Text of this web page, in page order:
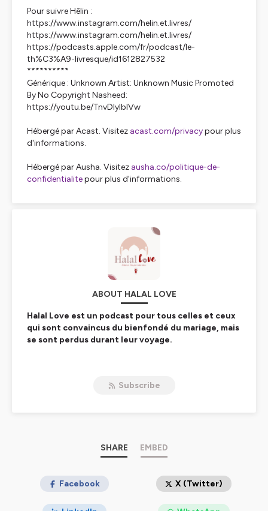
Pour suivre Hêlin :
https://www.instagram.com/helin.et.livres/
https://www.instagram.com/helin.et.livres/
https://podcasts.apple.com/fr/podcast/le-
th%C3%A9-livresque/id1612827532
**********
Générique : Unknown Artist: Unknown Music Promoted
By No Copyright Nasheed:
https://youtu.be/TnvDIyIbIVw
Hébergé par Acast. Visitez acast.com/privacypour plus
d'informations.
Hébergé par Ausha. Visitez ausha.co/politique-de-
confidentialitepour plus d'informations.
ABOUT HALAL LOVE
Halal Love est un podcast pour tous celles et ceux
qui sont convaincus du bienfondé du mariage, mais
se sont perdus durant leur voyage.
profonds. L’écart est devenu si grand que parfois, le
singularité et de la force qui se cache derrière
cette union sacrée.
Je m’appelle Madina, jeune mariée mais célibataire TRÈS
des professionnels, des savants, des hommes et des
Subscribe
SHARE EMBED
Facebook X (Twitter)